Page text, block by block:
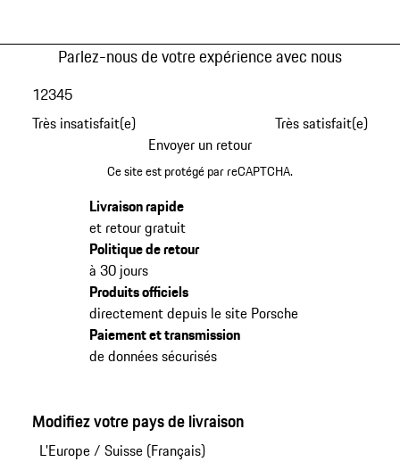
Parlez-nous de votre expérience avec nous
Très insatisfait(e)
12345
Très satisfait(e)
Envoyer un retour
Ce site est protégé par reCAPTCHA.
Livraison rapide
et retour gratuit
Politique de retour
à 30 jours
Produits officiels
directement depuis le site Porsche
Paiement et transmission
de données sécurisés
Modifiez votre pays de livraison
L'Europe/ Suisse (Français)